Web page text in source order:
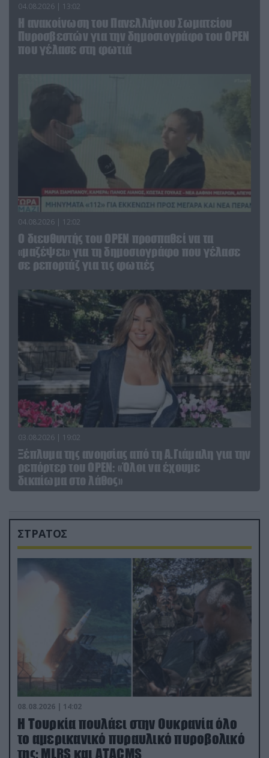
04.08.2026 | 13:02
Η ανακοίνωση του Πανελλήνιου Σωματείου
Πυροσβεστών για την δημοσιογράφο του OPEN
που γέλασε στη φωτιά
04.08.2026 | 12:02
O διευθυντής του OPEN προσπαθεί να τα
«μαζέψει» για τη δημοσιογράφο που γέλασε
σε ρεπορτάζ για τις φωτιές
03.08.2026 | 19:02
Ξέπλυμα της ανοησίας από τη Α.Γιάμαλη για την
ρεπόρτερ του ΟΡΕΝ: «Όλοι να έχουμε
δικαίωμα στο λάθος»
ΣΤΡΑΤΟΣ
08.08.2026 | 14:02
Η Τουρκία πουλάει στην Ουκρανία όλο
το αμερικανικό πυραυλικό πυροβολικό
της: MLRS και ΑΤΑCMS